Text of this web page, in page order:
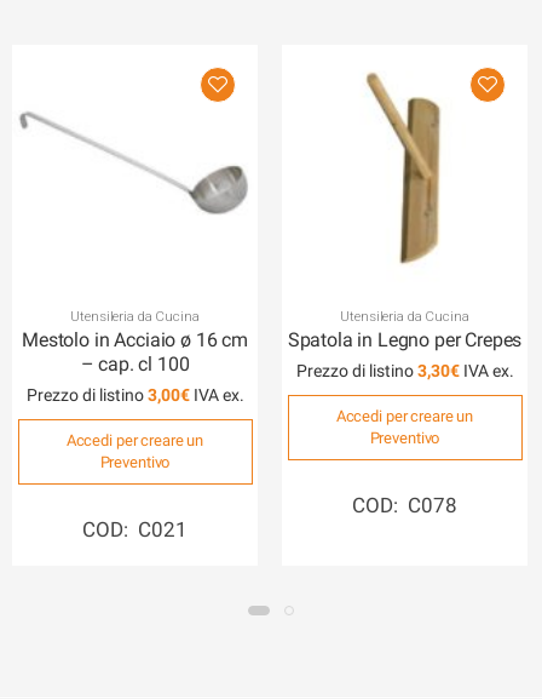
Utensileria da Cucina
Mestolo in Acciaio ø 16 cm
– cap. cl 100
Prezzo di listino3,00€
Accedi per creare un
Preventivo
COD: C021
Utensileria da Cucina
Spatola in Legno per Crepes
Prezzo di listino3,30€
Accedi per creare un
Preventivo
COD: C078